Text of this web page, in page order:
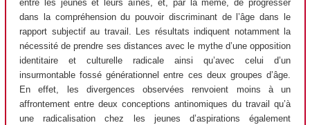
entre les jeunes et leurs aînés, et, par là même, de progresser
dans la compréhension du pouvoir discriminant de l’âge dans le
rapport subjectif au travail. Les résultats indiquent notamment la
nécessité de prendre ses distances avec le mythe d’une opposition
identitaire et culturelle radicale ainsi qu’avec celui d’un
insurmontable fossé générationnel entre ces deux groupes d’âge.
En effet, les divergences observées renvoient moins à un
affrontement entre deux conceptions antinomiques du travail qu’à
une radicalisation chez les jeunes d’aspirations également